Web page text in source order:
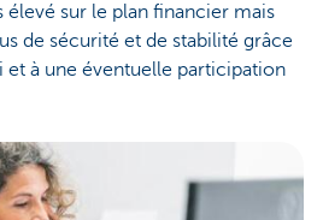
sur le plan financier mais
de sécurité et de stabilité grâce
et à une éventuelle participation